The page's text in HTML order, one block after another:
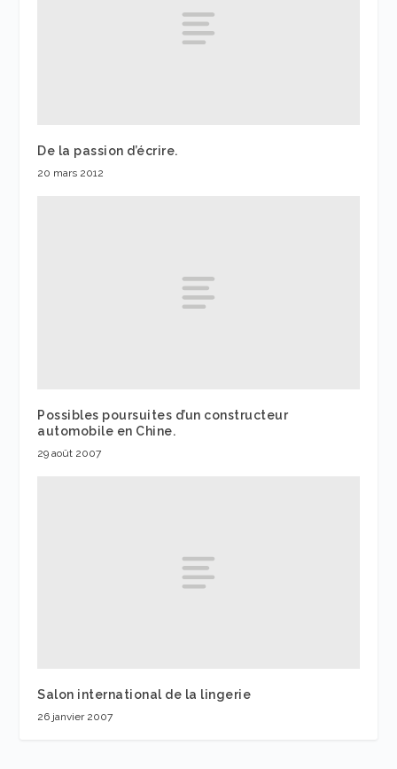
De la passion d’écrire.
20 mars 2012
Possibles poursuites d’un constructeur
automobile en Chine.
29 août 2007
Salon international de la lingerie
26 janvier 2007